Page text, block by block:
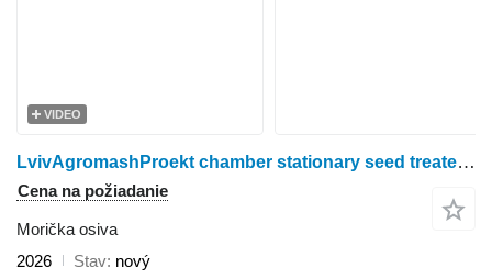
VIDEO
LvivAgromashProekt chamber stationary seed treater PKS-20 PT
Cena na požiadanie
Morička osiva
2026
Stav nový